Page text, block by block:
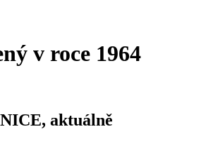
v roce 1964
aktuálně